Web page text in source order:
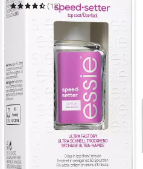
(12)
ab 9,99 €
(740,00 €/ 1 l)
in 1-2 Werktagen bei dir